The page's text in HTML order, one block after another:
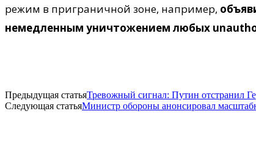
режим в приграничной зоне, например,
немедленным уничтожением любых
Предыдущая статьяТревожный сигнал: Путин отстранил
Следующая статьяМинистр обороны анонсировал